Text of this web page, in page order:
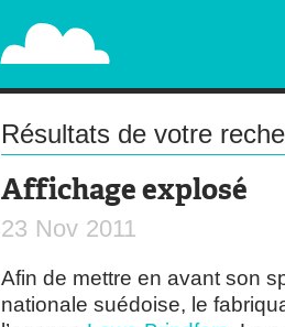
PAPERPLANE
STREET, AMBIENT, GUÉRILLA MARKETING
Résultats de votre
Affichage explosé
23 Nov 2011
Afin de mettre en avant son
nationale suédoise, le